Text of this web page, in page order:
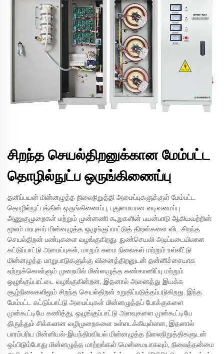
சிறந்த செயல்திறனுக்கான மேம்பட்ட
தொழில்நுட்ப ஒருங்கிணைப்பு
தனிப்பயன் மின்னழுத்த நிலைநிறுத்தி அமைப்புகளுக்குள் மேம்பட்ட
தொழில்நுட்பத்தின் ஒருங்கிணைப்பு, புதுமையான வடிவமைப்பு
அணுகுமுறைகள் மற்றும் முன்னணி கூறுகளின் பயன்பாடு ஆகியவற்றின்
மூலம் மரபுசார் மின்னழுத்த ஒழுங்குப்பாட்டுத் திறன்களை விட சிறந்த
செயல்திறன் பண்புகளை வழங்குகிறது. நுண்செயலி-அடிப்படையிலான
கட்டுப்பாட்டு அமைப்புகள், மாறும் சுமை நிலைகள் மற்றும் உள்ளீட்டு
மின்னழுத்த மாறுபாடுகளுக்கு வினைத்திறனுடன் தன்னிச்சையாக
ஏற்றுக்கொள்ளும் முறையில் மின்னழுத்த கண்காணிப்பு மற்றும்
ஒழுங்குப்பாட்டை வழங்குகின்றன, இதனால் அனைத்து இயக்க
சூழ்நிலைகளிலும் சிறந்த செயல்திறன் உறுதிப்படுத்தப்படுகிறது. இந்த
மேம்பட்ட கட்டுப்பாட்டு அமைப்புகள் மின்னழுத்தப் போக்குகளை
முன்கூட்டியே கணித்து, ஒழுங்குப்பாட்டு அளவுகளை முன்கூட்டியே
திருத்தும் சிக்கலான வழிமுறைகளை உள்ளடக்கியுள்ளன, இதனால்
பாரம்பரிய மின்னியல்-இயந்திரவியல் மின்னழுத்த நிலைநிறுத்திகளுடன்
ஒப்பிடும்போது மின்னழுத்த மாற்றங்கள் மென்மையாகவும், நிலைத்தன்மை